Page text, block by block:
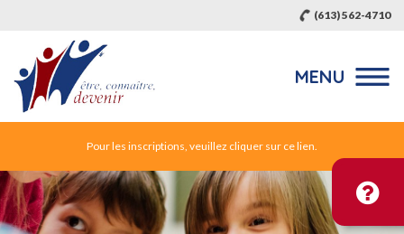
(613) 562-4710
MENU
Pour les inscriptions, veuillez cliquer sur ce lien.